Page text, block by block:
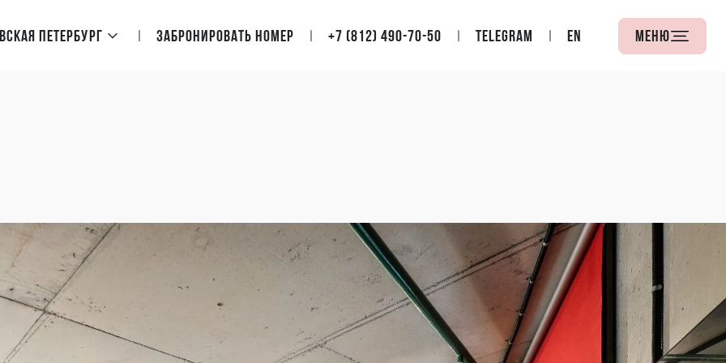
Петербург Забронировать номер +7 (812) 490-70-50 Telegram EN Меню